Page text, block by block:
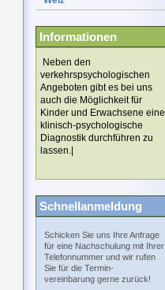
Informationen
Neben den
verkehrspsychologischen
Angeboten gibt es bei uns
auch die Möglichkeit für
Kinder und Erwachsene eine
klinisch-psychologische
Diagnostik durchführen zu
lassen.|
Schnellanmeldung
Schicken Sie uns Ihre Anfrage
für eine Nachschulung mit Ihrer
Telefonnummer und wir rufen
Sie für die Termin-
vereinbarung gerne zurück!